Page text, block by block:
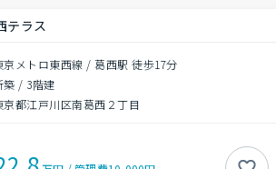
テラス
京メトロ東西線 / 葛西駅 徒歩17分
築 / 3階建
京都江戸川区南葛西２丁目